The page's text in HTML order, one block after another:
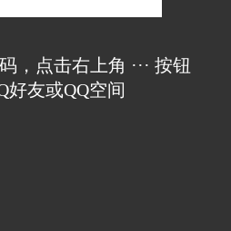
，点击右上角 ··· 按钮
好友或QQ空间